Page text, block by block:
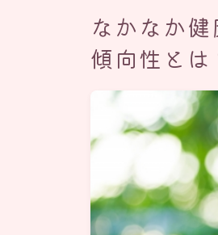
なかなか
傾向性とは